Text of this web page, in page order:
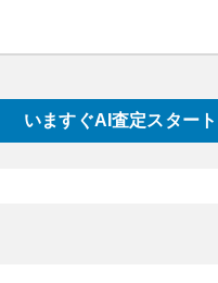
いますぐAI査定スタート